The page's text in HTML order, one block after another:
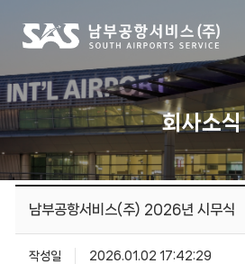
회사소식
남부공항서비스(주) 2026년 시무식
작성일 2026.01.02 17:42:29